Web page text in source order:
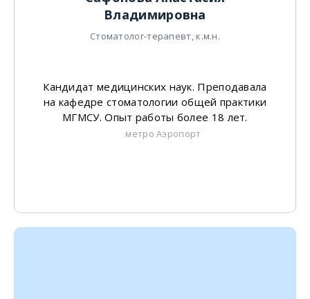
Владимировна
Стоматолог-терапевт, к.м.н.
Кандидат медицинских наук. Преподавала
на кафедре стоматологии общей практики
МГМСУ. Опыт работы более 18 лет.
метро Аэропорт